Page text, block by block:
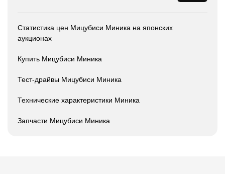
Статистика цен Мицубиси Миника на японских
аукционах
Купить Мицубиси Миника
Тест-драйвы Мицубиси Миника
Технические характеристики Миника
Запчасти Мицубиси Миника